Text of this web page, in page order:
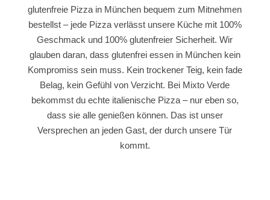
glutenfreie Pizza in München bequem zum Mitnehmen
bestellst – jede Pizza verlässt unsere Küche mit 100%
Geschmack und 100% glutenfreier Sicherheit. Wir
glauben daran, dass glutenfrei essen in München kein
Kompromiss sein muss. Kein trockener Teig, kein fade
Belag, kein Gefühl von Verzicht. Bei Mixto Verde
bekommst du echte italienische Pizza – nur eben so,
dass sie alle genießen können. Das ist unser
Versprechen an jeden Gast, der durch unsere Tür
kommt.